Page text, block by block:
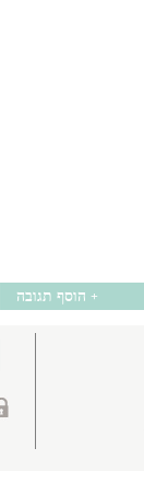
+ הוסף תגובה